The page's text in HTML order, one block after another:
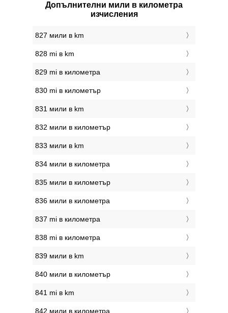
Допълнителни мили в километра
изчисления
827 мили в km
828 mi в km
829 mi в километра
830 mi в километър
831 мили в km
832 мили в километър
833 мили в km
834 мили в километра
835 мили в километър
836 мили в километра
837 mi в километра
838 mi в километра
839 мили в km
840 мили в километър
841 mi в km
842 мили в километра